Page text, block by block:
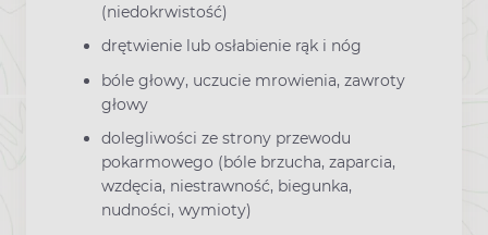
(niedokrwistość)
drętwienie lub osłabienie rąk i nóg
bóle głowy, uczucie mrowienia, zawroty
głowy
dolegliwości ze strony przewodu
pokarmowego (bóle brzucha, zaparcia,
wzdęcia, niestrawność, biegunka,
nudności, wymioty)